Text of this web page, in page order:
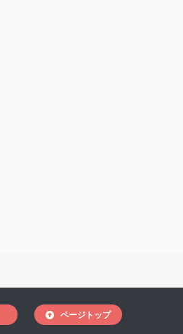
ページトップ